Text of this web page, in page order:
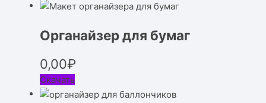
Органайзер для бумаг
0,00₽
Скачать